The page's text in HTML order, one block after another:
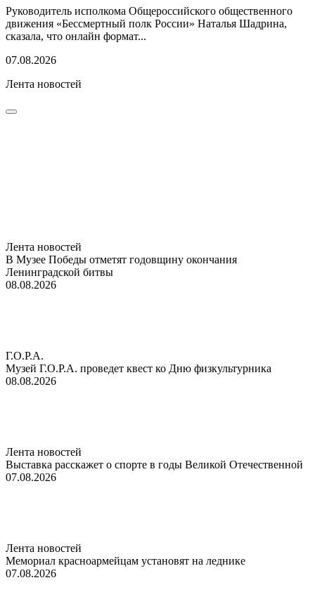
Руководитель исполкома Общероссийского общественного
движения «Бессмертный полк России» Наталья Шадрина,
сказала, что онлайн формат...
07.08.2026
Лента новостей
Лента новостей
В Музее Победы отметят годовщину окончания
Ленинградской битвы
08.08.2026
Г.О.Р.А.
Музей Г.О.Р.А. проведет квест ко Дню физкультурника
08.08.2026
Лента новостей
Выставка расскажет о спорте в годы Великой Отечественной
07.08.2026
Лента новостей
Мемориал красноармейцам установят на леднике
07.08.2026